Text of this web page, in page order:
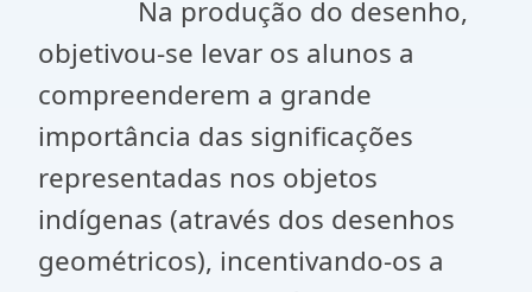
Na produção do desenho,
objetivou-se levar os alunos a
compreenderem a grande
importância das significações
representadas nos objetos
indígenas (através dos desenhos
geométricos), incentivando-os a